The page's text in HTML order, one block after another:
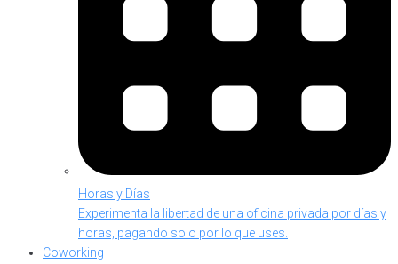
Horas y Días
Experimenta la libertad de una oficina privada por días y
horas, pagando solo por lo que uses.
Coworking